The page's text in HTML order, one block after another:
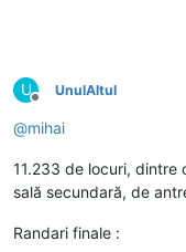
U
Deconectat
UnulAltul
@mihai
11.233 de locuri, dintre
sală secundară, de
Randari finale :